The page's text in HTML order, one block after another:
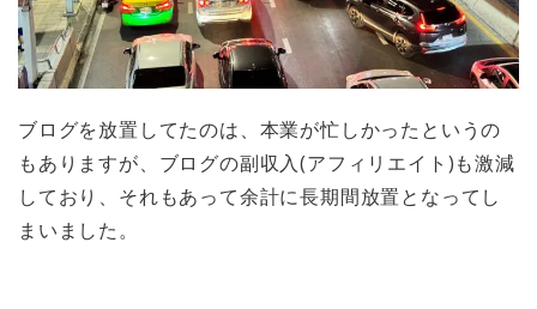
ブログを放置してたのは、本業が忙しかったというの
もありますが、ブログの副収入(アフィリエイト)も激減
しており、それもあって余計に長期間放置となってし
まいました。